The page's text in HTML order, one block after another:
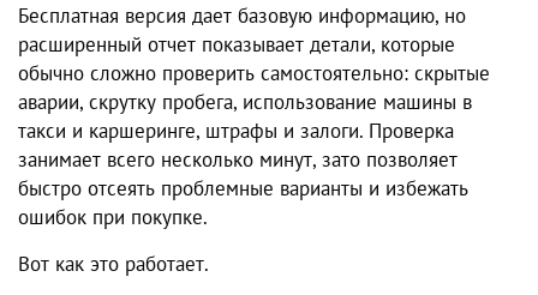
Бесплатная версия дает базовую информацию, но
расширенный отчет показывает детали, которые
обычно сложно проверить самостоятельно: скрытые
аварии, скрутку пробега, использование машины в
такси и каршеринге, штрафы и залоги. Проверка
занимает всего несколько минут, зато позволяет
быстро отсеять проблемные варианты и избежать
ошибок при покупке.
Вот как это работает.